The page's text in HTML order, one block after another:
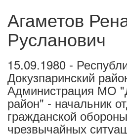
Агаметов
Русланович
15.09.1980 -
Докузпаринский
Администрация МО
район" - начальник
гражданской
чрезвычайных